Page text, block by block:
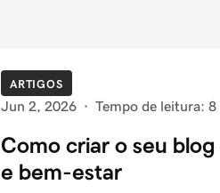
ARTIGOS
Jun 2, 2026 · Tempo de leitura: 8
Como criar o seu blog
e bem-estar